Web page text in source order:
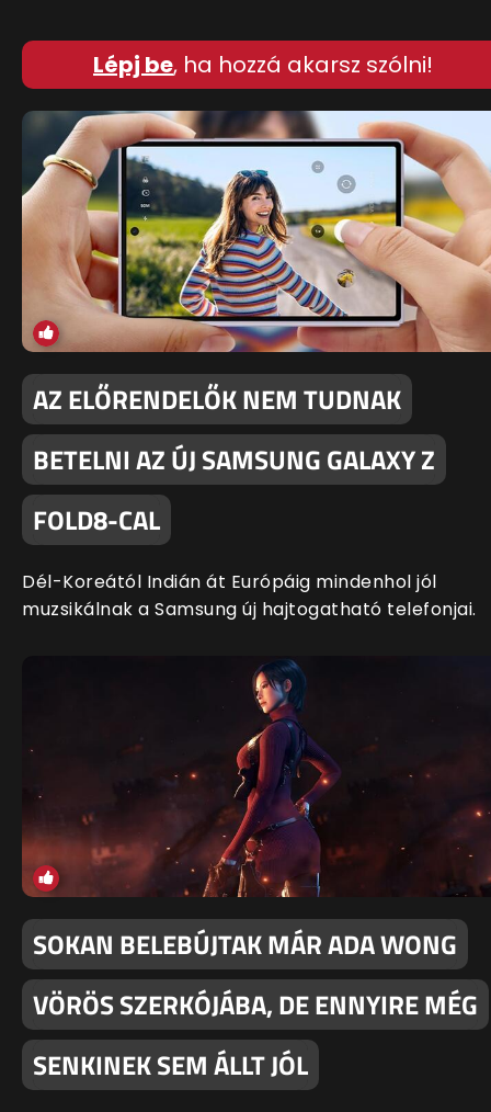
Lépj be, ha hozzá akarsz szólni!
AZ ELŐRENDELŐK NEM TUDNAK
BETELNI AZ ÚJ SAMSUNG GALAXY Z
FOLD8-CAL
Dél-Koreától Indián át Európáig mindenhol jól
muzsikálnak a Samsung új hajtogatható telefonjai.
SOKAN BELEBÚJTAK MÁR ADA WONG
VÖRÖS SZERKÓJÁBA, DE ENNYIRE MÉG
SENKINEK SEM ÁLLT JÓL